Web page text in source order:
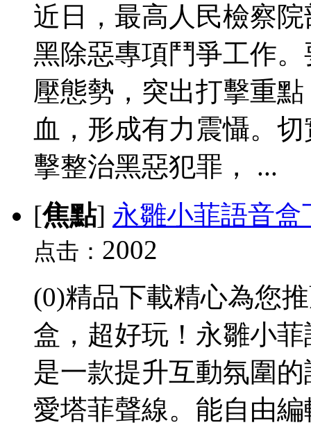
近日，最高人民檢察
黑除惡專項鬥爭工作
壓態勢，突出打擊重
血，形成有力震懾。
擊整治黑惡犯罪， ...
[焦點] 永雛小菲語音盒
点击： 2002
(0)精品下載精心為您
盒，超好玩！永雛小
是一款提升互動氛圍
愛塔菲聲線。能自由